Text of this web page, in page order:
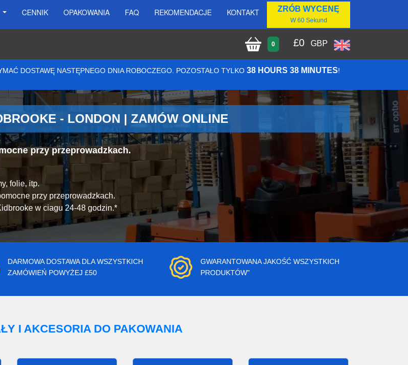
CENNIK OPAKOWANIA FAQ REKOMENDACJE KONTAKT ZRÓB WYCENĘ
W 60 Sekund
0 £0 GBP
DOSTAWĘ NASTĘPNEGO DNIA ROBOCZEGO. POZOSTAŁO TYLKO 38 HOURS 38 MINUTES!
- LONDON | ZAMÓW ONLINE
przy przeprowadzkach.
folie, itp.
przy przeprowadzkach.
w ciagu 24-48 godzin.*
DARMOWA DOSTAWA DLA WSZYSTKICH
ZAMÓWIEŃ POWYŻEJ £50
GWARANTOWANA JAKOŚĆ WSZYSTKICH
PRODUKTÓW"
I AKCESORIA DO PAKOWANIA